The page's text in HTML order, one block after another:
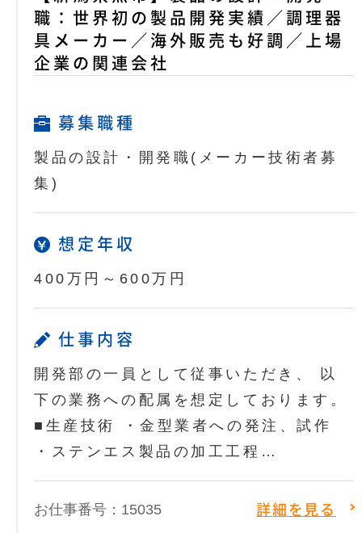
職：世界初の製品開発実績／調理器
具メーカー／海外販売も好調／上場
企業の関連会社
募集職種
製品の設計・開発職(メーカー技術者募
集)
想定年収
400万円～600万円
仕事内容
開発部の一員として従事いただき、 以
下の業務への配属を想定しております。
■生産技術 ・金型業者への発注、試作
・ステンエス製品の加工工程…
お仕事番号：15035 詳細を見る